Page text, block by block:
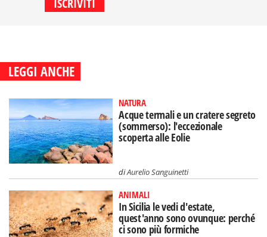
LEGGI ANCHE
NATURA
Acque termali e un cratere segreto
(sommerso): l'eccezionale
scoperta alle Eolie
diAurelio Sanguinetti
ANIMALI
In Sicilia le vedi d'estate,
quest'anno sono ovunque: perché
ci sono più formiche